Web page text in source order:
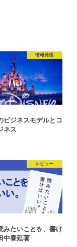
情報発信
ビジネスモデルとコ
ネス
レビュー
みたいことを、書け
中泰延著